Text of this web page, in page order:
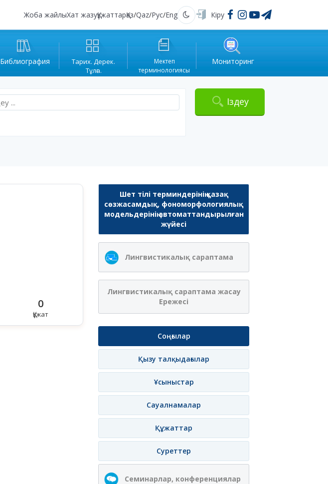
Жоба жайлыХат жазуҚұжаттарҚаз/Qaz/Рус/Eng Қараңғы Кіру
Библиография
Тарих. Дерек.
Тұлға.
Мектеп
терминологиясы
Мониторинг
Іздеу
0
Құжат
Шет тілі терминдерінің қазақ
сөзжасамдық, фономорфологиялық
модельдерінің автоматтандырылған
жүйесі
Лингвистикалық сараптама
Лингвистикалық сараптама жасау
Ережесі
Соңғылар
Қызу талқыдағылар
Ұсыныстар
Сауалнамалар
Құжаттар
Суреттер
Семинарлар, конференциялар